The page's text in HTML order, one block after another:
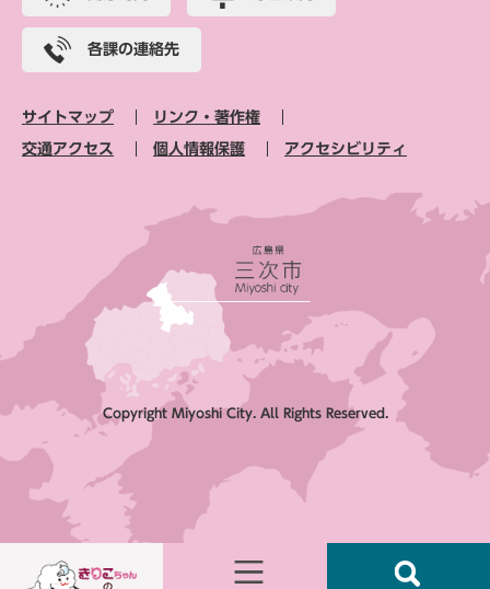
各課の連絡先
サイトマップ リンク・著作権
交通アクセス 個人情報保護 アクセシビリティ
Copyright Miyoshi City. All Rights Reserved.